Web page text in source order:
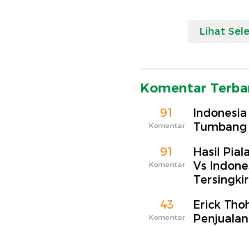
Lihat
Komentar
91
Komentar
Tumbang
91
Komentar
Hasil
Vs
Tersingkir
43
Komentar
Erick